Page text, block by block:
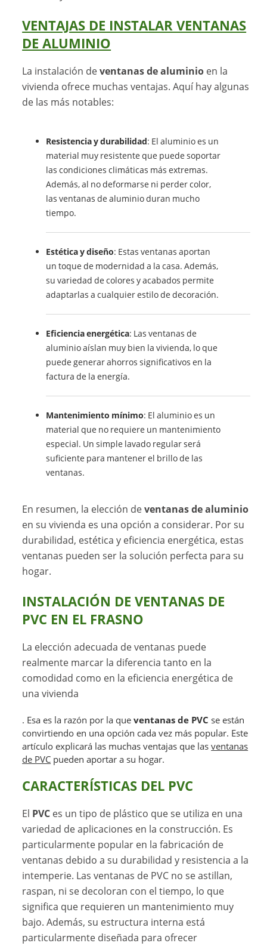
VENTAJAS DE INSTALAR VENTANAS
DE ALUMINIO
La instalación deventanas de aluminio en la
vivienda ofrece muchas ventajas. Aquí hay algunas
de las más notables:
Resistencia y durabilidad: El aluminio es un
material muy resistente que puede soportar
las condiciones climáticas más extremas.
Además, al no deformarse ni perder color,
las ventanas de aluminio duran mucho
tiempo.
Estética y diseño: Estas ventanas aportan
un toque de modernidad a la casa. Además,
su variedad de colores y acabados permite
adaptarlas a cualquier estilo de decoración.
Eficiencia energética: Las ventanas de
aluminio aíslan muy bien la vivienda, lo que
puede generar ahorros significativos en la
factura de la energía.
Mantenimiento mínimo: El aluminio es un
material que no requiere un mantenimiento
especial. Un simple lavado regular será
suficiente para mantener el brillo de las
ventanas.
En resumen, la elección deventanas de aluminio
en su vivienda es una opción a considerar. Por su
durabilidad, estética y eficiencia energética, estas
ventanas pueden ser la solución perfecta para su
hogar.
INSTALACIÓN DE VENTANAS DE
PVC EN EL FRASNO
La elección adecuada de ventanas puede
realmente marcar la diferencia tanto en la
comodidad como en la eficiencia energética de
una vivienda
. Esa es la razón por la queventanas de PVC se están
convirtiendo en una opción cada vez más popular. Este
artículo explicará las muchas ventajas que lasventanas
de PVC pueden aportar a su hogar.
CARACTERÍSTICAS DEL PVC
El PVC es un tipo de plástico que se utiliza en una
variedad de aplicaciones en la construcción. Es
particularmente popular en la fabricación de
ventanas debido a su durabilidad y resistencia a la
intemperie. Las ventanas de PVC no se astillan,
raspan, ni se decoloran con el tiempo, lo que
significa que requieren un mantenimiento muy
bajo. Además, su estructura interna está
particularmente diseñada para ofrecer